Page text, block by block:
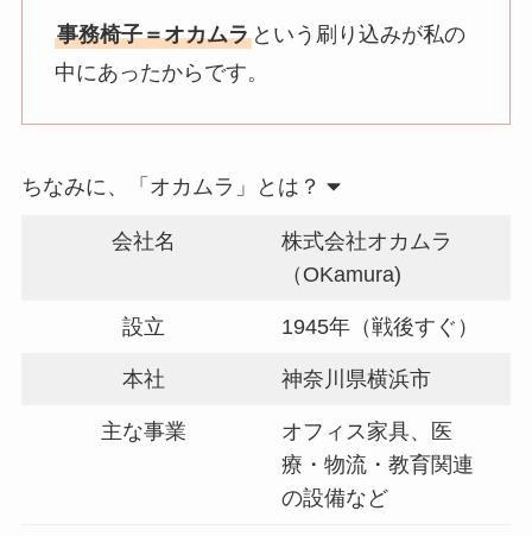
事務椅子＝オカムラという刷り込みが私の
中にあったからです。
ちなみに、「オカムラ」とは？
会社名
株式会社オカムラ
（OKamura)
設立 1945年（戦後すぐ）
本社 神奈川県横浜市
主な事業
オフィス家具、医
療・物流・教育関連
の設備など